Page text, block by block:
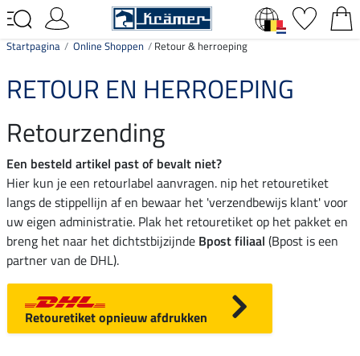
Startpagina Online Shoppen Retour & herroeping
RETOUR EN HERROEPING
Retourzending
Een besteld artikel past of bevalt niet?
Hier kun je een retourlabel aanvragen. nip het retouretiket
langs de stippellijn af en bewaar het 'verzendbewijs klant' voor
uw eigen administratie. Plak het retouretiket op het pakket en
breng het naar het dichtstbijzijnde Bpost filiaal (Bpost is een
partner van de DHL).
Retouretiket opnieuw afdrukken